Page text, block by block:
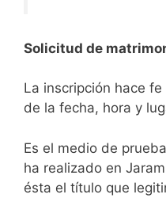
Solicitud de
La inscripción hace
de la fecha, hora y
Es el medio de
ha realizado en
ésta el título que